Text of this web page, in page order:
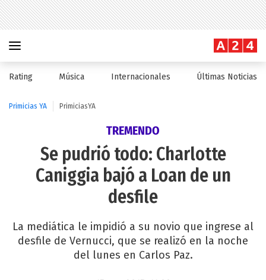
Rating Música Internacionales Últimas Noticias
Primicias YA PrimiciasYA
TREMENDO
Se pudrió todo: Charlotte
Caniggia bajó a Loan de un
desfile
La mediática le impidió a su novio que ingrese al
desfile de Vernucci, que se realizó en la noche
del lunes en Carlos Paz.